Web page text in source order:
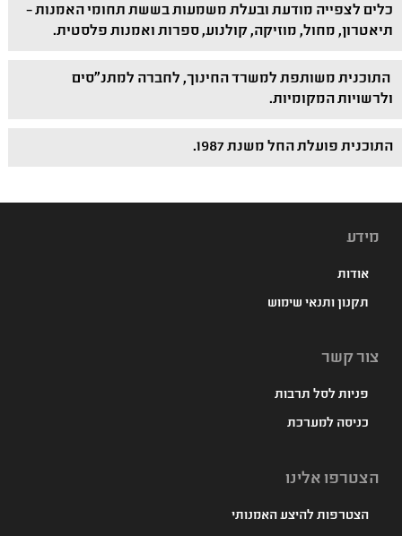
כלים לצפייה מודעת ובעלת משמעות בששת תחומי האמנות –
תיאטרון, מחול, מוזיקה, קולנוע, ספרות ואמנות פלסטית.
התוכנית משותפת למשרד החינוך, לחברה למתנ"סים
ולרשויות המקומיות.
התוכנית פועלת החל משנת 1987.
מידע
אודות
תקנון ותנאי שימוש
צור קשר
פניות לסל תרבות
כניסה למערכת
הצטרפו אלינו
הצטרפות להיצע האמנותי